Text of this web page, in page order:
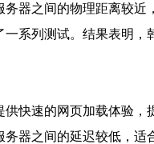
器之间的物理距离较近
系列测试。结果表明
快速的网页加载体验，
器之间的延迟较低，适